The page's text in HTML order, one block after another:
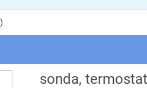
sonda,